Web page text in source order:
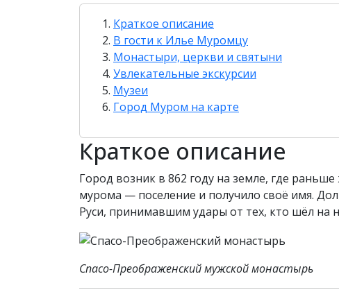
Краткое описание
В гости к Илье Муромцу
Монастыри, церкви и святыни
Увлекательные экскурсии
Музеи
Город Муром на карте
Краткое описание
Город возник в 862 году на земле, где
мурома — поселение и получило своё имя.
Руси, принимавшим удары от тех, кто шёл на
Спасо-Преображенский мужской монастырь